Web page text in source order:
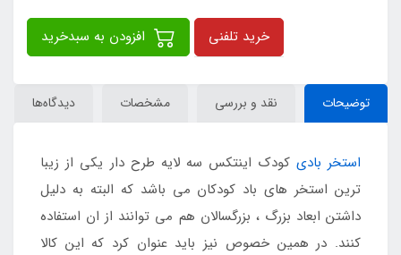
خرید تلفنی
توضیحات نقد و بررسی مشخصات دیدگاه‌ها
استخر بادی کودک اینتکس سه لایه طرح دار یکی از زیبا
ترین استخر های باد کودکان می باشد که البته به دلیل
داشتن ابعاد بزرگ ، بزرگسالان هم می توانند از ان استفاده
کنند. در همین خصوص نیز باید عنوان کرد که این کالا